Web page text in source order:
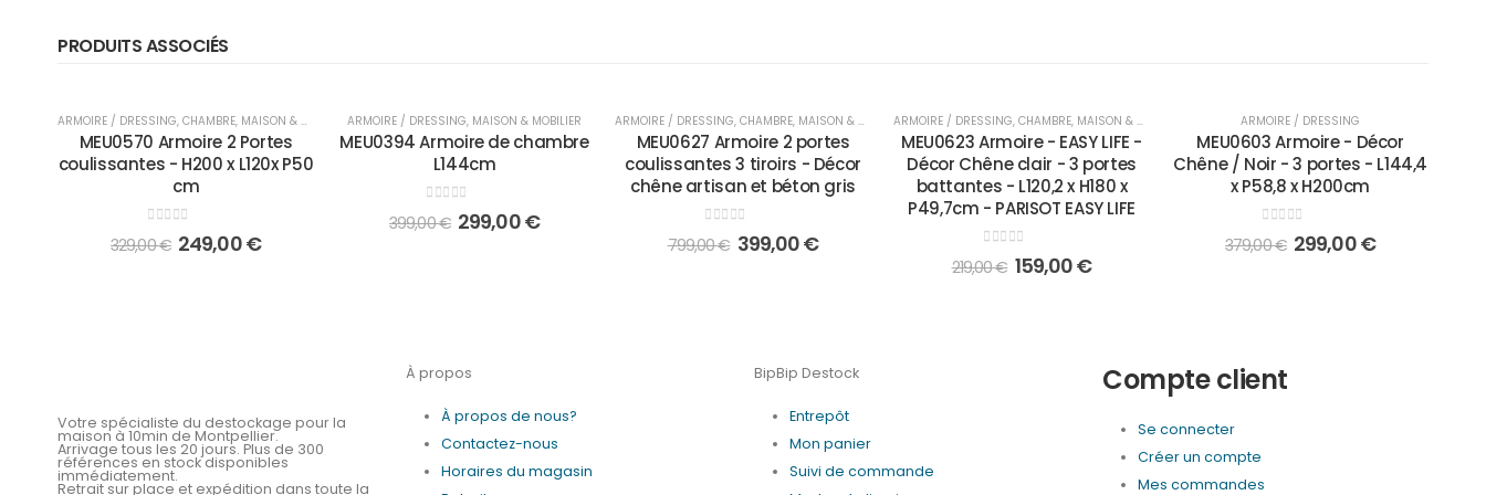
PRODUITS ASSOCIÉS
ARMOIRE / DRESSING, CHAMBRE, MAISON & MOBILIER
MEU0570 Armoire 2 Portes
coulissantes - H200 x L120x P50
cm
out of 5
329,00€ 249,00€
ARMOIRE / DRESSING, MAISON & MOBILIER
MEU0394 Armoire de chambre
L144cm
out of 5
399,00€ 299,00€
ARMOIRE / DRESSING, CHAMBRE, MAISON & MOBILIER
MEU0627 Armoire 2 portes
coulissantes 3 tiroirs - Décor
chêne artisan et béton gris
out of 5
799,00€ 399,00€
ARMOIRE / DRESSING, CHAMBRE, MAISON & MOBILIER
MEU0623 Armoire - EASY LIFE -
Décor Chêne clair - 3 portes
battantes - L120,2 x H180 x
P49,7cm - PARISOT EASY LIFE
out of 5
219,00€ 159,00€
ARMOIRE / DRESSING
MEU0603 Armoire - Décor
Chêne / Noir - 3 portes - L144,4
x P58,8 x H200cm
out of 5
379,00€ 299,00€
Votre spécialiste du destockage pour la
maison à 10min de Montpellier.
Arrivage tous les 20 jours. Plus de 300
références en stock disponibles
immédiatement.
Retrait sur place et expédition dans toute la
À propos
À propos de nous?
Contactez-nous
Horaires du magasin
BipBip Destock
Entrepôt
Mon panier
Suivi de commande
Compte client
Se connecter
Créer un compte
Mes commandes